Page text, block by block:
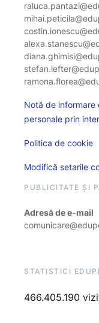
Notă de
personale prin
Politica de cookie
Modifică setarile
PUBLICITATE ȘI
Adresă de e-mail
STATISTICI
466.405.190